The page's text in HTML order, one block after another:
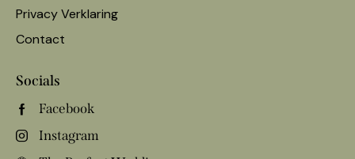
Privacy Verklaring
Contact
Socials
Facebook
Instagram